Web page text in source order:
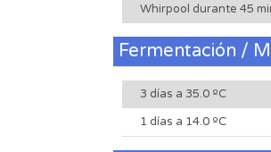
Whirpool durante 45
Fermentación /
3 días a 35.0 ºC
1 días a 14.0 ºC